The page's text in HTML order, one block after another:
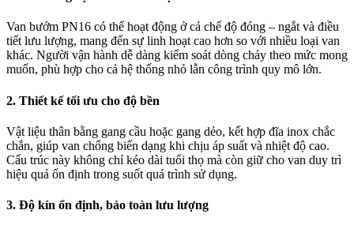
Van bướm PN16 có thể hoạt động ở cả chế độ đóng – ngắt và điều
tiết lưu lượng, mang đến sự linh hoạt cao hơn so với nhiều loại van
khác. Người vận hành dễ dàng kiểm soát dòng chảy theo mức mong
muốn, phù hợp cho cả hệ thống nhỏ lẫn công trình quy mô lớn.
2. Thiết kế tối ưu cho độ bền
Vật liệu thân bằng gang cầu hoặc gang dẻo, kết hợp đĩa inox chắc
chắn, giúp van chống biến dạng khi chịu áp suất và nhiệt độ cao.
Cấu trúc này không chỉ kéo dài tuổi thọ mà còn giữ cho van duy trì
hiệu quả ổn định trong suốt quá trình sử dụng.
3. Độ kín ổn định, bảo toàn lưu lượng